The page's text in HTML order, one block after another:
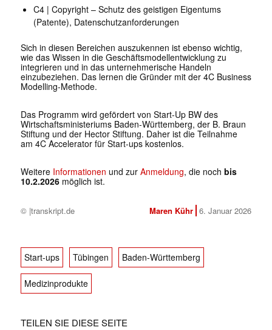
C4 | Copyright – Schutz des geistigen Eigentums
(Patente), Datenschutzanforderungen
Sich in diesen Bereichen auszukennen ist ebenso wichtig,
wie das Wissen in die Geschäftsmodellentwicklung zu
integrieren und in das unternehmerische Handeln
einzubeziehen. Das lernen die Gründer mit der 4C Business
Modelling-Methode.
Das Programm wird gefördert von Start-Up BW des
Wirtschaftsministeriums Baden-Württemberg, der B. Braun
Stiftung und der Hector Stiftung. Daher ist die Teilnahme
am 4C Accelerator für Start-ups kostenlos.
Weitere Informationen und zur Anmeldung, die noch bis
10.2.2026möglich ist.
© |transkript.de Maren Kühr 6. Januar 2026
Start-ups Tübingen Baden-Württemberg
Medizinprodukte
TEILEN SIE DIESE SEITE